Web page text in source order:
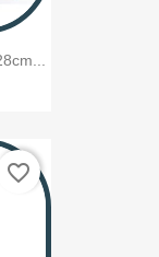
favorite_border